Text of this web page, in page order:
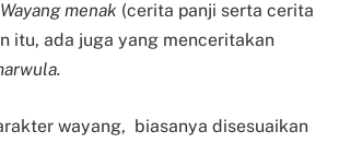
Wayang menak (cerita panji serta cerita
itu, ada juga yang menceritakan
.
wayang, biasanya disesuaikan